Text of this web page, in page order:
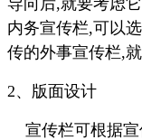
内务宣传栏,可以
传的外事宣传栏,
2、版面设计
宣传栏可根据宣